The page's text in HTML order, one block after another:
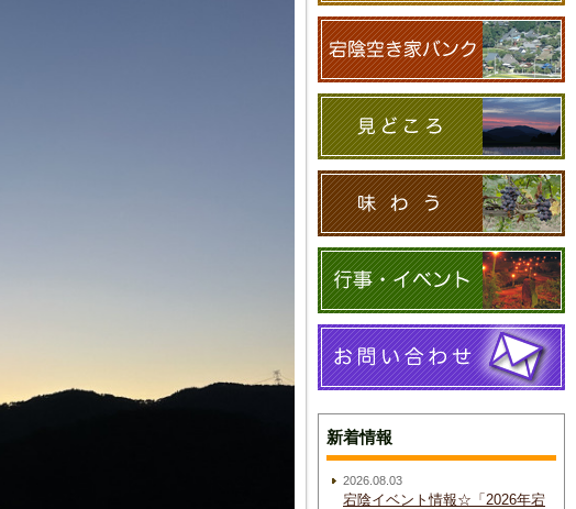
新着情報
2026.08.03
宕陰イベント情報☆「2026年宕